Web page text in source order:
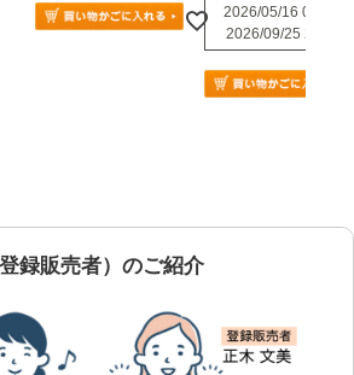
2026/05/16 0:00
2026/09/25 23:59
録販売者）のご紹介